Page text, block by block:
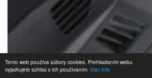
Tento web používa súbory cookies. Prehliadaním webu
vyjadrujete súhlas s ich používaním. Viac info